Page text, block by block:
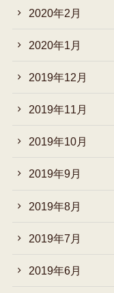
2020年2月
2020年1月
2019年12月
2019年11月
2019年10月
2019年9月
2019年8月
2019年7月
2019年6月